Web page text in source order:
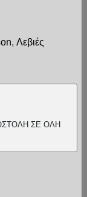
, Λεβιές
ΣΕ ΟΛΗ